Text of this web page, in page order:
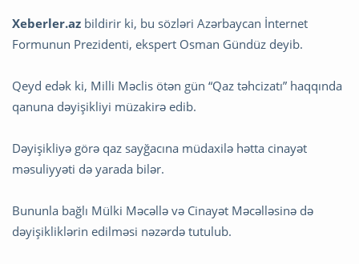
Xeberler.az bildirir ki, bu sözləri Azərbaycan İnternet
Formunun Prezidenti, ekspert Osman Gündüz deyib.
Qeyd edək ki, Milli Məclis ötən gün “Qaz təhcizatı” haqqında
qanuna dəyişikliyi müzakirə edib.
Dəyişikliyə görə qaz sayğacına müdaxilə hətta cinayət
məsuliyyəti də yarada bilər.
Bununla bağlı Mülki Məcəllə və Cinayət Məcəlləsinə də
dəyişikliklərin edilməsi nəzərdə tutulub.